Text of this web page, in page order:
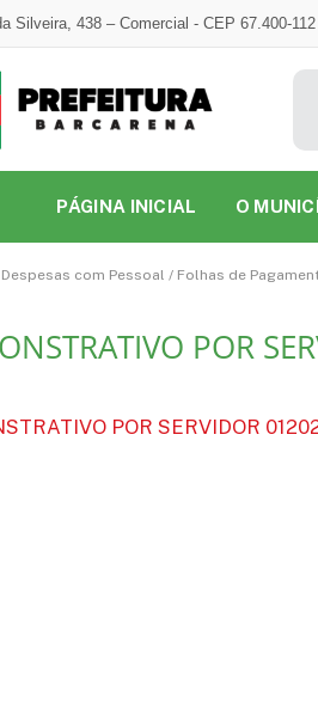
Silveira, 438 – Comercial - CEP 67.400-112
PÁGINA INICIAL O
Despesas com Pessoal / Folhas de
POR
POR SERVIDOR